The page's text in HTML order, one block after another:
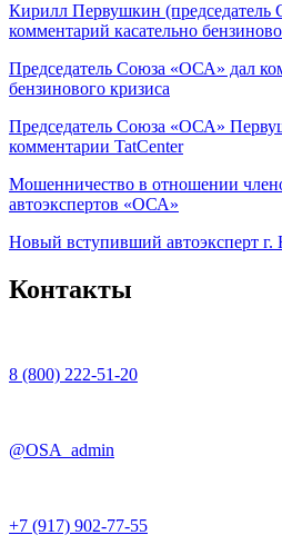
Кирилл Первушкин
комментарий касательно
Председатель Союза «ОСА» дал
бензинового кризиса
Председатель Союза «ОСА»
комментарии TatCenter
Мошенничество в отношении
автоэкспертов «ОСА»
Новый вступивший автоэксперт
Контакты
8 (800) 222-51-20
@OSA_admin
+7 (917) 902-77-55